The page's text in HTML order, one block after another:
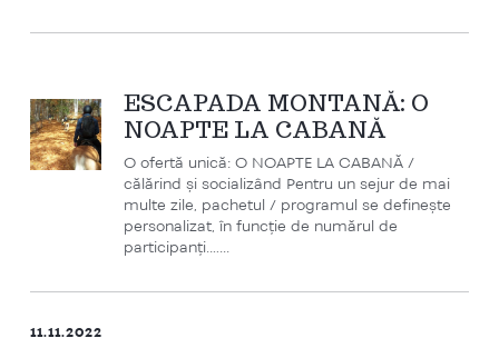
ESCAPADA MONTANĂ: O
NOAPTE LA CABANĂ
O ofertă unică: O NOAPTE LA CABANĂ /
călărind și socializând Pentru un sejur de mai
multe zile, pachetul / programul se definește
personalizat, în funcție de numărul de
participanți.…...
11.11.2022